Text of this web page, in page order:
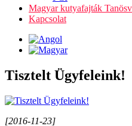
Magyar kutyafajták
Kapcsolat
Tisztelt Ügyfeleink!
[2016-11-23]